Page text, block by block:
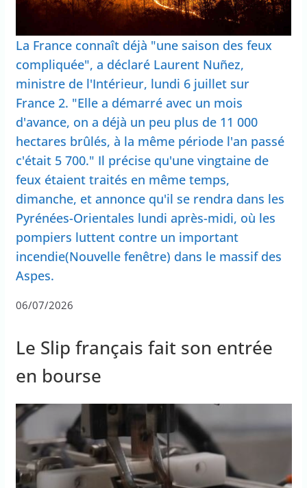
La France connaît déjà "une saison des feux
compliquée", a déclaré Laurent Nuñez,
ministre de l'Intérieur, lundi 6 juillet sur
France 2. "Elle a démarré avec un mois
d'avance, on a déjà un peu plus de 11 000
hectares brûlés, à la même période l'an passé
c'était 5 700." Il précise qu'une vingtaine de
feux étaient traités en même temps,
dimanche, et annonce qu'il se rendra dans les
Pyrénées-Orientales lundi après-midi, où les
pompiers luttent contre un important
incendie(Nouvelle fenêtre) dans le massif des
Aspes.
06/07/2026
Le Slip français fait son entrée
en bourse